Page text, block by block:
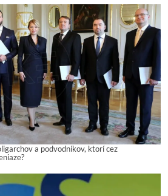
a podvodníkov, ktorí cez